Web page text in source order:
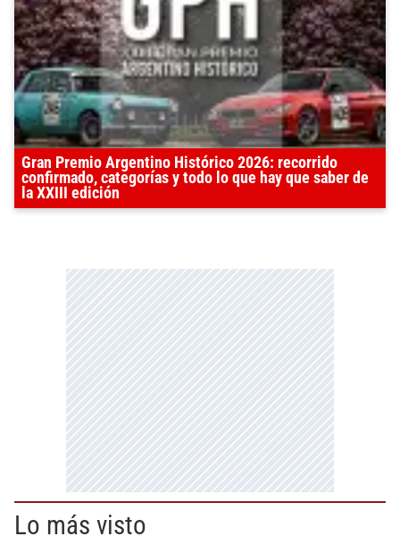
Gran Premio Argentino Histórico 2026: recorrido
confirmado, categorías y todo lo que hay que saber de
la XXIII edición
Lo más visto